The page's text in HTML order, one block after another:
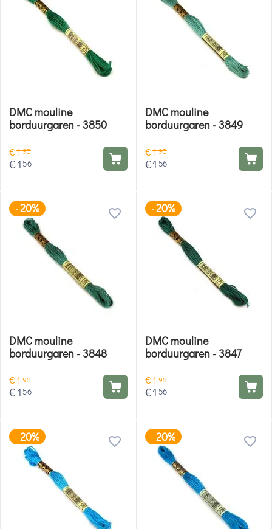
DMC mouline
borduurgaren - 3850
€195
€1 56
DMC mouline
borduurgaren - 3849
€195
€1 56
-20%
DMC mouline
borduurgaren - 3848
€195
€1 56
-20%
DMC mouline
borduurgaren - 3847
€195
€1 56
-20% -20%